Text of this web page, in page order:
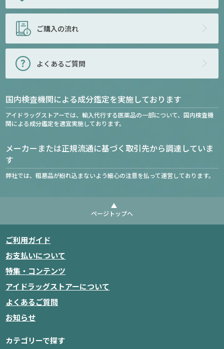
ご購入の流れ
よくあるご質問
国内検査機関による成分鑑定を実施しております
アイドラッグストアーでは、輸入代行する医薬品の一部について、国内検査機
関による成分鑑定を適宜実施しております。
メーカーまたは正規流通に基づく取引先から調達していま
す
弊社では、粗悪品が紛れ込まないよう細心の注意を払って運営しております。
ページトップへ
ご利用ガイド
お支払いについて
特集・コンテンツ
アイドラッグストアーについて
よくあるご質問
お知らせ
カテゴリーで探す